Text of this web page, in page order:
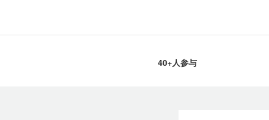
40+人参与